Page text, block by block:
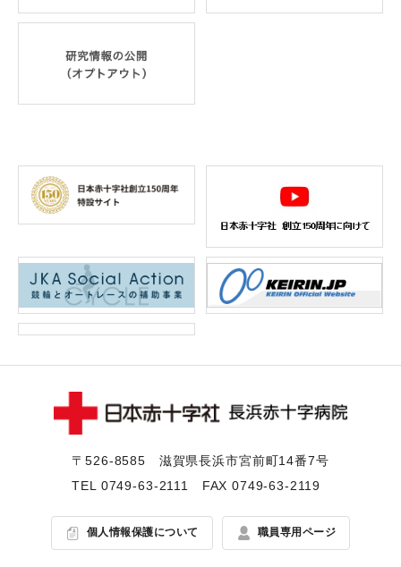
〒526-8585 滋賀県⻑浜市宮前町14番7号
TEL 0749-63-2111 FAX 0749-63-2119
個人情報保護について 職員専用ページ